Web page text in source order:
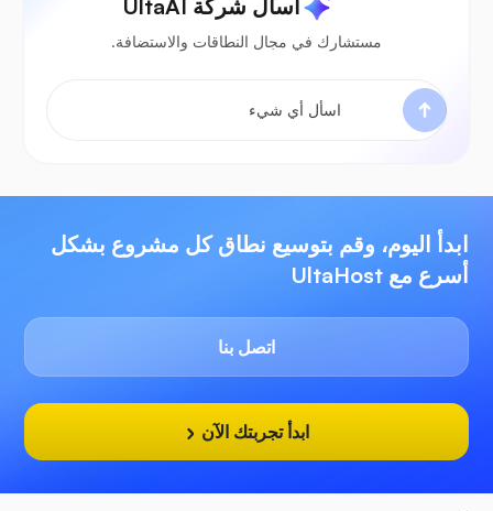
اسأل شركة UltaAI
مستشارك في مجال النطاقات والاستضافة.
ابدأ اليوم، وقم بتوسيع نطاق كل مشروع بشكل
أسرع مع UltaHost
اتصل بنا
ابدأ تجربتك الآن